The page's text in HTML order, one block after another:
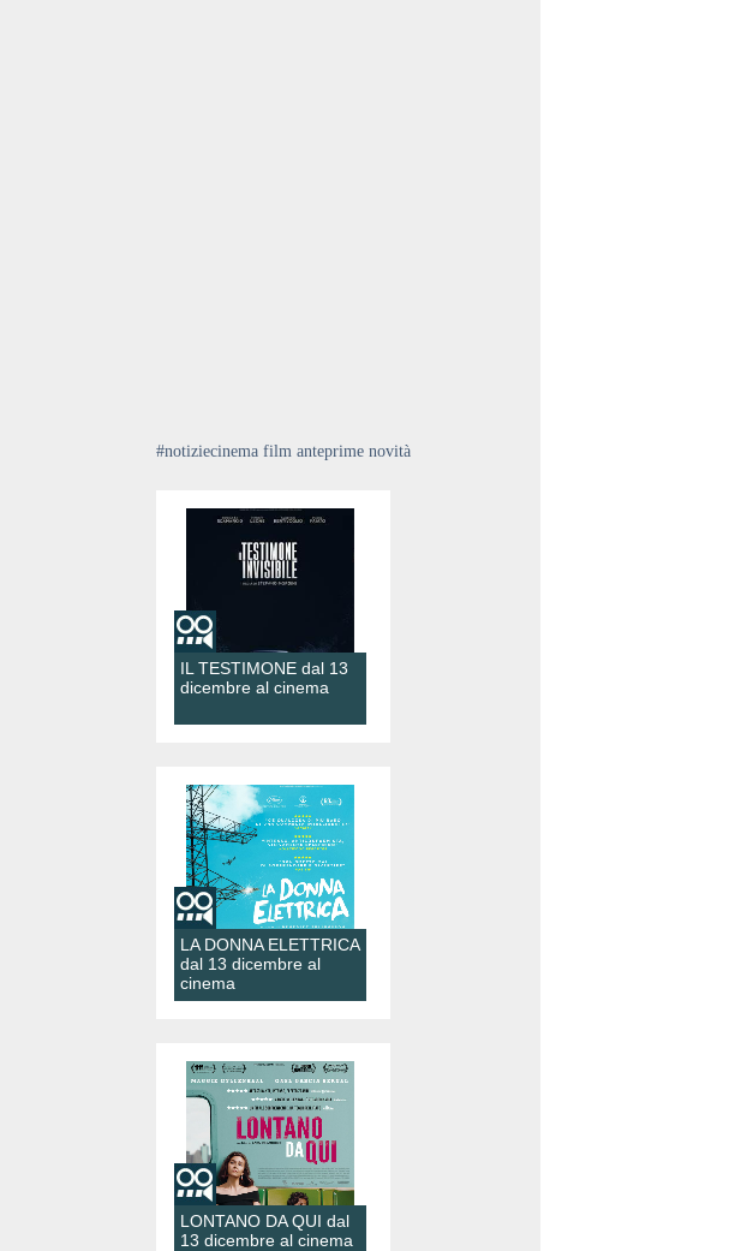
#notiziecinema film anteprime novità
IL TESTIMONE dal 13
dicembre al cinema
LA DONNA ELETTRICA
dal 13 dicembre al
cinema
LONTANO DA QUI dal
13 dicembre al cinema